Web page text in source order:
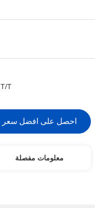
T/T, ويسترن يونيون, MoneyGram, باي بال
احصل على افضل سعر
معلومات مفصلة